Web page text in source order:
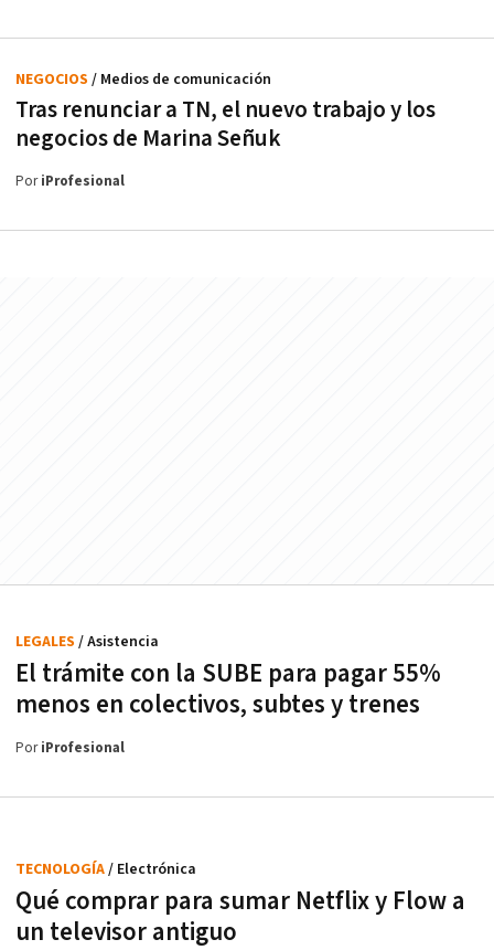
Tras renunciar a TN, el nuevo trabajo y los
negocios de Marina Señuk
NEGOCIOS / Medios de comunicación
PoriProfesional
El trámite con la SUBE para pagar 55%
menos en colectivos, subtes y trenes
LEGALES / Asistencia
PoriProfesional
Qué comprar para sumar Netflix y Flow a
un televisor antiguo
TECNOLOGÍA/ Electrónica